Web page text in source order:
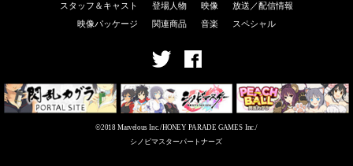
スタッフ＆キャスト
登場人物 映像
放送／配信情報
映像パッケージ
関連商品 音楽 スペシャル
©2018 Marvelous Inc./HONEY PARADE GAMES Inc./
シノビマスターパートナーズ